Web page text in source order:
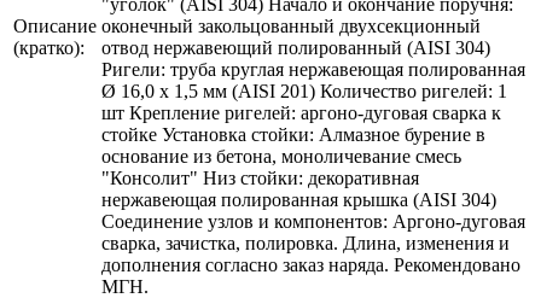
Описание
(кратко):
оконечный закольцованный двухсекционный
отвод нержавеющий полированный (AISI 304)
Ригели: труба круглая нержавеющая полированная
Ø 16,0 х 1,5 мм (AISI 201) Количество ригелей: 1
шт Крепление ригелей: аргоно-дуговая сварка к
стойке Установка стойки: Алмазное бурение в
основание из бетона, моноличевание смесь
"Консолит" Низ стойки: декоративная
нержавеющая полированная крышка (AISI 304)
Соединение узлов и компонентов: Аргоно-дуговая
сварка, зачистка, полировка. Длина, изменения и
дополнения согласно заказ наряда. Рекомендовано
МГН.